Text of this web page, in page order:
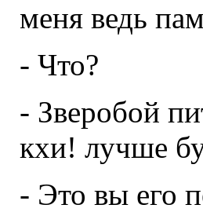
меня ведь
- Что?
- Зверобой
кхи! лучше
- Это вы его